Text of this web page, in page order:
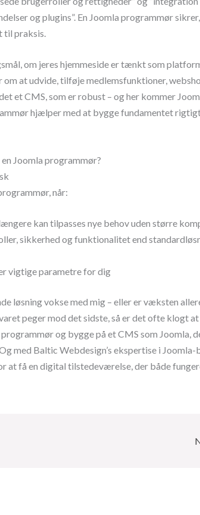
og plugins”. En Joomla programmør
til praksis.
om jeres hjemmeside er tænkt som
at udvide, tilføje medlemsfunktioner,
et CMS, som er robust – og her kommer
hjælper med at bygge fundamentet
Joomla programmør?
når:
kan tilpasses nye behov uden større
sikkerhed og funktionalitet end
vigtige parametre for dig
løsning vokse med mig – eller er væksten
peger mod det sidste, så er det ofte klogt
og bygge på et CMS som Joomla,
med Baltic Webdesign’s ekspertise i Joomla-
at få en digital tilstedeværelse, der både